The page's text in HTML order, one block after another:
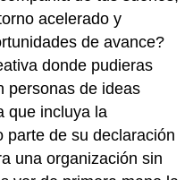
acelerado y
de avance?
donde pudieras
personas de ideas
que incluya la
parte de su declaración
una organización sin